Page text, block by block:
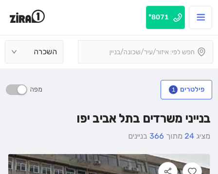
8071*
השכרה
פילטרים 1 מפה
בנייני משרדים בתל אביב יפו
מציג 24 מתוך 366 בניינים